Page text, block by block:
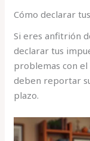
Cómo declarar
Si eres anfitrión
declarar tus
problemas con el
deben reportar
plazo.